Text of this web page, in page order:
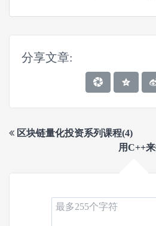
分享文章:
区块链量化投资系列课程(4)
用C++